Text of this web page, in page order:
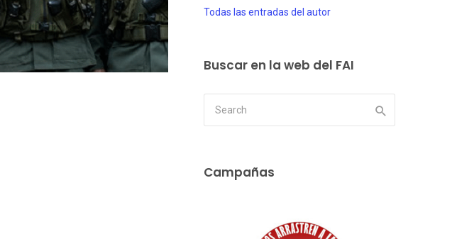
Todas las entradas del autor
Buscar en la web del FAI
Campañas